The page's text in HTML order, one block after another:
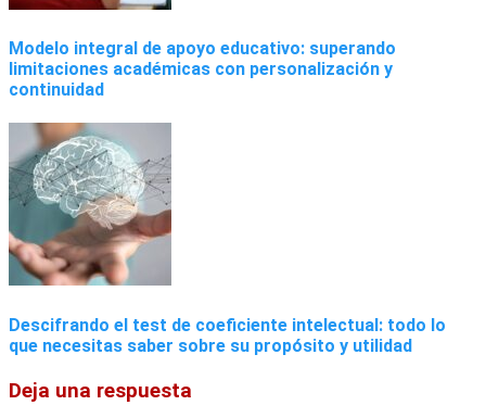
Modelo integral de apoyo educativo: superando
limitaciones académicas con personalización y
continuidad
Descifrando el test de coeficiente intelectual: todo lo
que necesitas saber sobre su propósito y utilidad
Deja una respuesta